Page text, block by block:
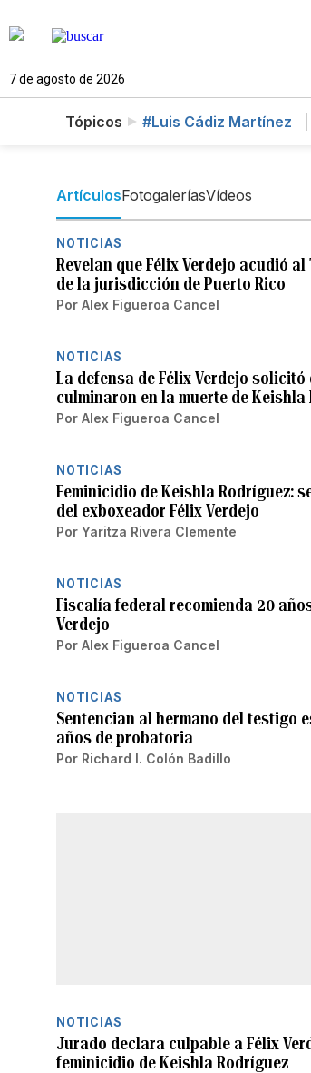
7 de agosto de 2026
Tópicos #Luis Cádiz Martínez
ArtículosFotogaleríasVídeos
NOTICIAS
Revelan que Félix Verdejo acudió
de la jurisdicción de Puerto Rico
Por Alex Figueroa Cancel
NOTICIAS
La defensa de Félix Verdejo
culminaron en la muerte de Keishla
Por Alex Figueroa Cancel
NOTICIAS
Feminicidio de Keishla Rodríguez:
del exboxeador Félix Verdejo
Por Yaritza Rivera Clemente
NOTICIAS
Fiscalía federal recomienda 20
Verdejo
Por Alex Figueroa Cancel
NOTICIAS
Sentencian al hermano del testigo
años de probatoria
Por Richard I. Colón Badillo
NOTICIAS
Jurado declara culpable a Félix
feminicidio de Keishla Rodríguez